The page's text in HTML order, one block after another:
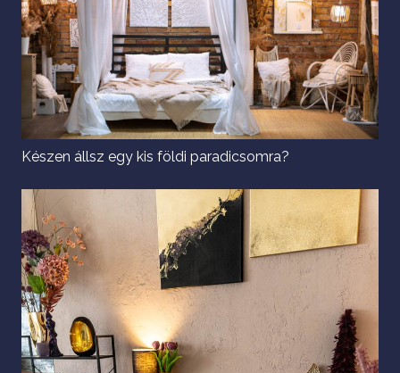
Készen állsz egy kis földi paradicsomra?